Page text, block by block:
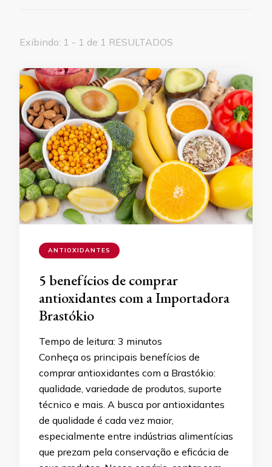
Exibindo: 1 - 1 de 1 RESULTADOS
ANTIOXIDANTES
5 benefícios de comprar
antioxidantes com a Importadora
Brastókio
Tempo de leitura: 3 minutos
Conheça os principais benefícios de
comprar antioxidantes com a Brastókio:
qualidade, variedade de produtos, suporte
técnico e mais. A busca por antioxidantes
de qualidade é cada vez maior,
especialmente entre indústrias alimentícias
que prezam pela conservação e eficácia de